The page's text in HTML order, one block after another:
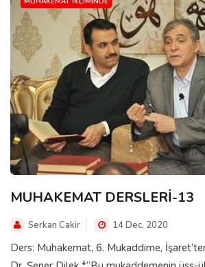
MUHAKEMAT DERSLERİ-13
Serkan Cakir 14 Dec, 2020
Ders: Muhakemat, 6. Mukaddime,